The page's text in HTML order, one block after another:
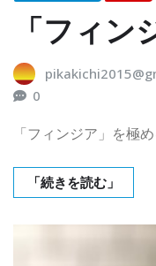
「フィン
0
「フィンジア」を極
「続きを読む」